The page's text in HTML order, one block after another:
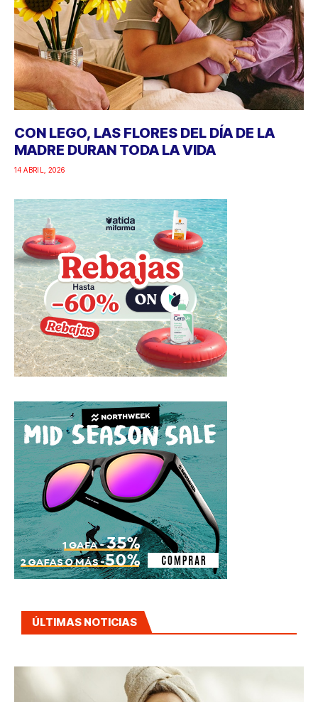
CON LEGO, LAS FLORES DEL DÍA DE LA
MADRE DURAN TODA LA VIDA
14 ABRIL, 2026
ÚLTIMAS NOTICIAS